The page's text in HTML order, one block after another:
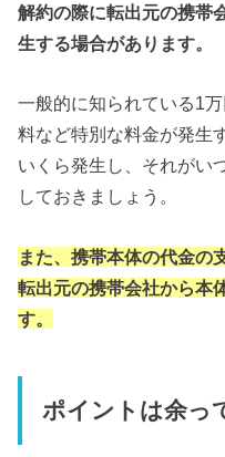
解約の際に転出元の携帯
生する場合があります。
一般的に知られている1
料など特別な料金が発生
いくら発生し、それがい
しておきましょう。
また、携帯本体の代金の
転出元の携帯会社から本
す。
ポイントは余っ